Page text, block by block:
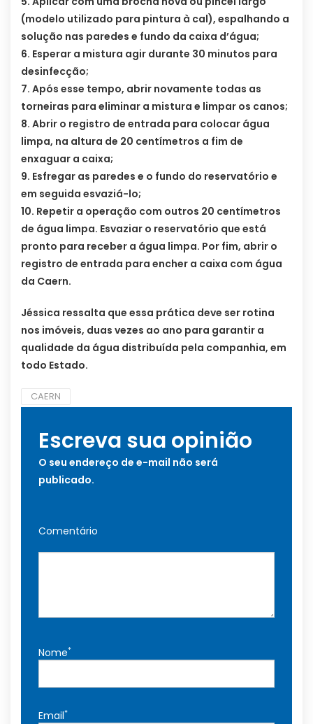
(modelo utilizado para pintura à cal), espalhando a
solução nas paredes e fundo da caixa d’água;
6. Esperar a mistura agir durante 30 minutos para
desinfecção;
7. Após esse tempo, abrir novamente todas as
torneiras para eliminar a mistura e limpar os canos;
8. Abrir o registro de entrada para colocar água
limpa, na altura de 20 centímetros a fim de
enxaguar a caixa;
9. Esfregar as paredes e o fundo do reservatório e
em seguida esvaziá-lo;
10. Repetir a operação com outros 20 centímetros
de água limpa. Esvaziar o reservatório que está
pronto para receber a água limpa. Por fim, abrir o
registro de entrada para encher a caixa com água
da Caern.
Jéssica ressalta que essa prática deve ser rotina
nos imóveis, duas vezes ao ano para garantir a
qualidade da água distribuída pela companhia, em
todo Estado.
CAERN
Escreva sua opinião
O seu endereço de e-mail não será
publicado.
Comentário
Nome*
Email*